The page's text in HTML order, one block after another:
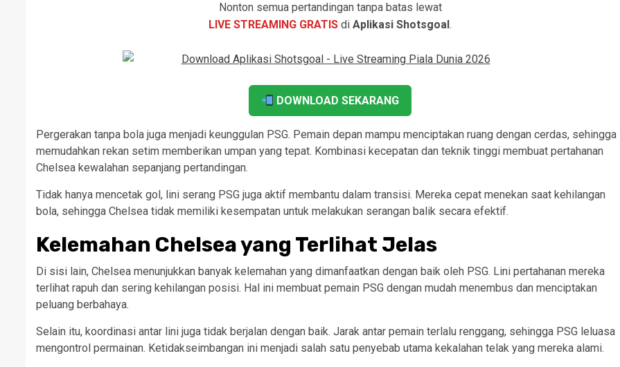
Nonton semua pertandingan tanpa batas lewat
LIVE STREAMING GRATIS di Aplikasi Shotsgoal.
DOWNLOAD SEKARANG
Pergerakan tanpa bola juga menjadi keunggulan PSG. Pemain depan mampu menciptakan ruang dengan cerdas, sehingga
memudahkan rekan setim memberikan umpan yang tepat. Kombinasi kecepatan dan teknik tinggi membuat pertahanan
Chelsea kewalahan sepanjang pertandingan.
Tidak hanya mencetak gol, lini serang PSG juga aktif membantu dalam transisi. Mereka cepat menekan saat kehilangan
bola, sehingga Chelsea tidak memiliki kesempatan untuk melakukan serangan balik secara efektif.
Kelemahan Chelsea yang Terlihat Jelas
Di sisi lain, Chelsea menunjukkan banyak kelemahan yang dimanfaatkan dengan baik oleh PSG. Lini pertahanan mereka
terlihat rapuh dan sering kehilangan posisi. Hal ini membuat pemain PSG dengan mudah menembus dan menciptakan
peluang berbahaya.
Selain itu, koordinasi antar lini juga tidak berjalan dengan baik. Jarak antar pemain terlalu renggang, sehingga PSG leluasa
mengontrol permainan. Ketidakseimbangan ini menjadi salah satu penyebab utama kekalahan telak yang mereka alami.